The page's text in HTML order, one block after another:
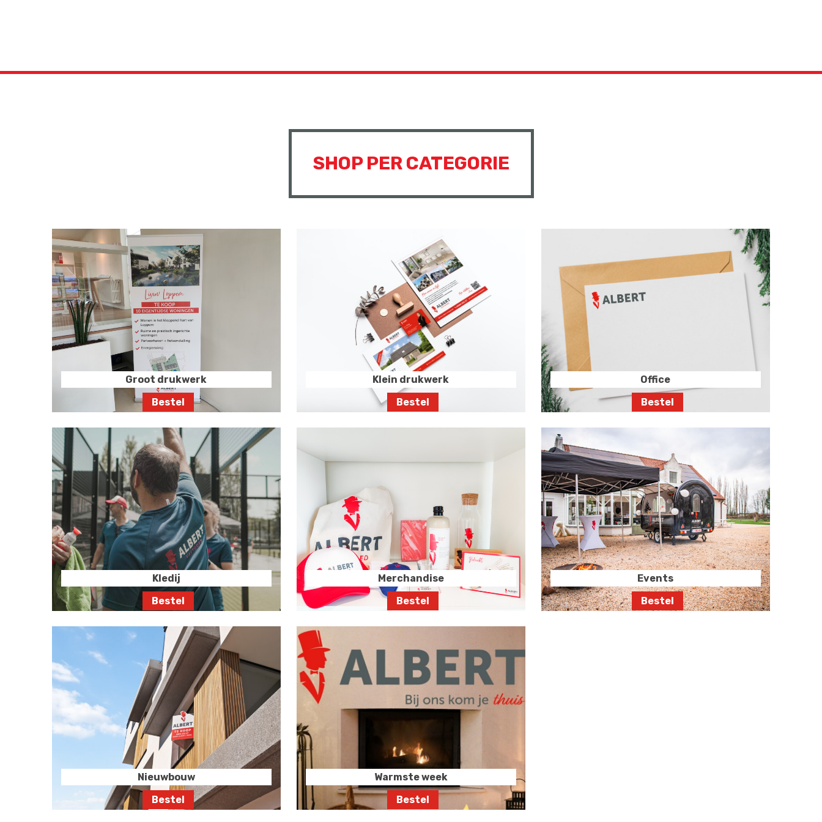
SHOP PER CATEGORIE
Groot drukwerk Klein drukwerk Office
Kledij Merchandise Events
Nieuwbouw Warmste week